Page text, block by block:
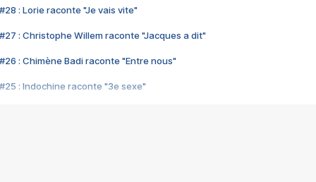
#28 : Lorie raconte "Je vais vite"
#27 : Christophe Willem raconte "Jacques a dit"
#26 : Chimène Badi raconte "Entre nous"
#25 : Indochine raconte "3e sexe"